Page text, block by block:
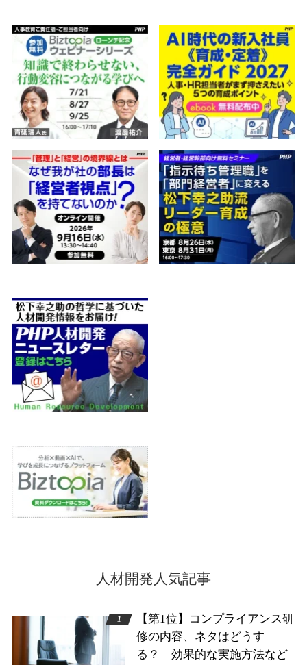
人材開発人気記事
【第1位】コンプライアンス研
修の内容、ネタはどうす
る？ 効果的な実施方法など